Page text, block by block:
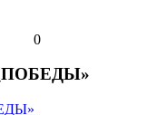
0